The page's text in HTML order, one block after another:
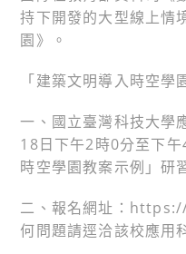
持下開發的大型線上情
園》。
「建築文明導入時空學
一、國立臺灣科技大學
18日下午2時0分至下
時空學園教案示例」研
二、報名網址：
何問題請逕洽該校應用